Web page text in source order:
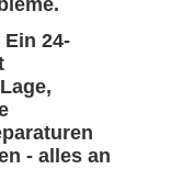
24-
- alles an